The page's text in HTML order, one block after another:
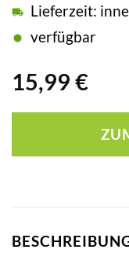
15,99 €
Lieferzeit:
verfügbar